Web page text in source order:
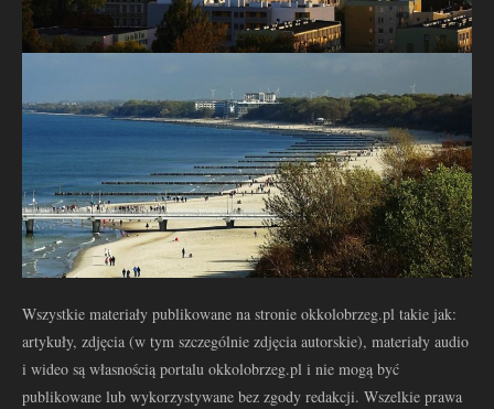
Wszystkie materiały publikowane na stronie okkolobrzeg.pl takie jak:
artykuły, zdjęcia (w tym szczególnie zdjęcia autorskie), materiały audio
i wideo są własnością portalu okkolobrzeg.pl i nie mogą być
publikowane lub wykorzystywane bez zgody redakcji. Wszelkie prawa